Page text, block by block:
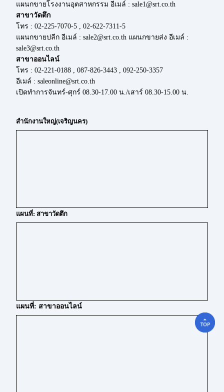
แผนกขายโรงงานอุตสาหกรรม อีเมล์ : sale1@srt.co.th
สาขาวัดตึก
โทร : 02-225-7070-5 , 02-622-7311-5
แผนกขายปลีก อีเมล์ : sale2@srt.co.th แผนกขายส่ง อีเมล์ :
sale3@srt.co.th
สาขาออนไลน์
โทร : 02-221-0188 , 087-826-3443 , 092-250-3357
อีเมล์ : saleonline@srt.co.th
เปิดทำการจันทร์-ศุกร์ 08.30-17.00 น./เสาร์ 08.30-15.00 น.
สำนักงานใหญ่(เจริญนคร)
แผนที่: สาขาวัดตึก
แผนที่: สาขาออนไลน์